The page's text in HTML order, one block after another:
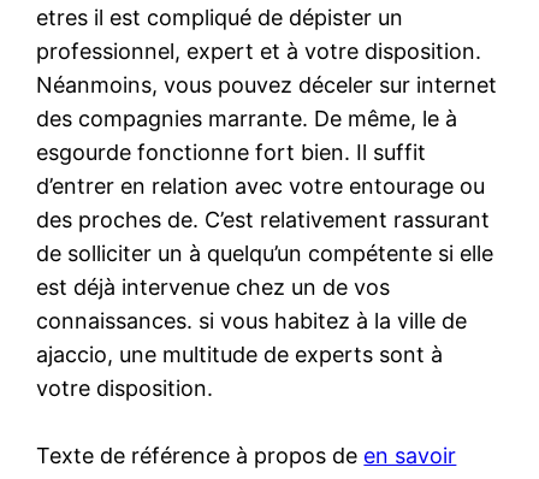
etres il est compliqué de dépister un
professionnel, expert et à votre disposition.
Néanmoins, vous pouvez déceler sur internet
des compagnies marrante. De même, le à
esgourde fonctionne fort bien. Il suffit
d’entrer en relation avec votre entourage ou
des proches de. C’est relativement rassurant
de solliciter un à quelqu’un compétente si elle
est déjà intervenue chez un de vos
connaissances. si vous habitez à la ville de
ajaccio, une multitude de experts sont à
votre disposition.
Texte de référence à propos de en savoir